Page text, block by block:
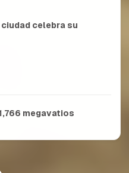
celebra su
megavatios